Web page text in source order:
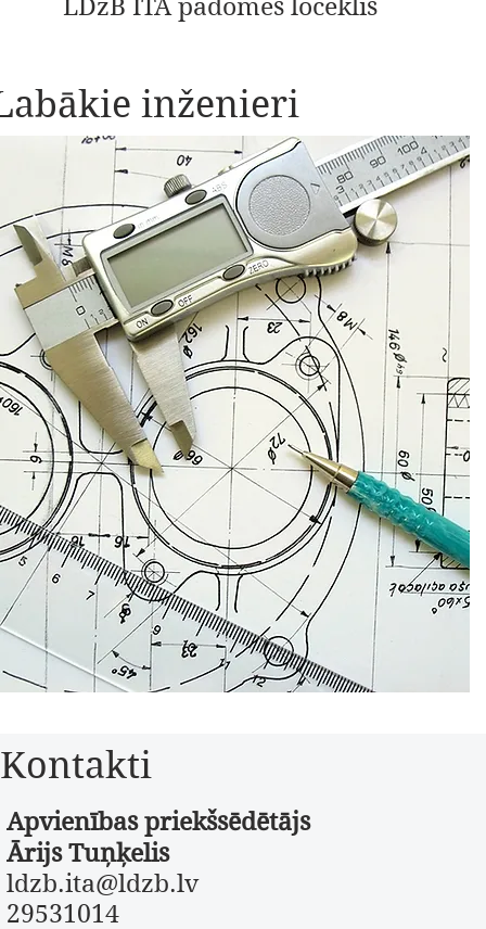
LDzB ITA padomes loceklis
inženieri
Kontakti
Apvienības priekšsēdētājs
Ārijs Tuņķelis
ldzb.ita@ldzb.lv
29531014